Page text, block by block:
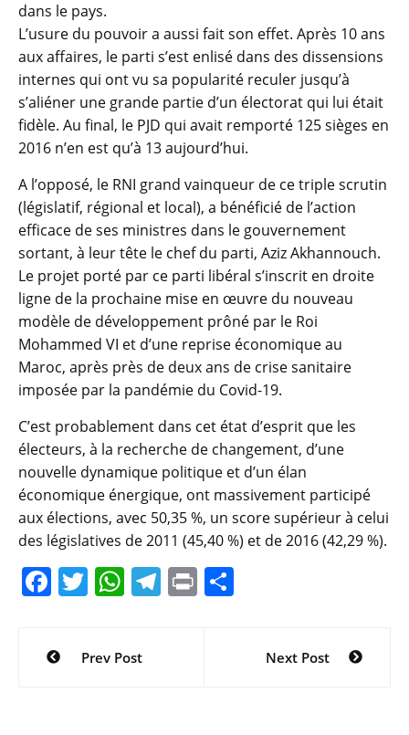
dans le pays.
L’usure du pouvoir a aussi fait son effet. Après 10 ans
aux affaires, le parti s’est enlisé dans des dissensions
internes qui ont vu sa popularité reculer jusqu’à
s’aliéner une grande partie d’un électorat qui lui était
fidèle. Au final, le PJD qui avait remporté 125 sièges en
2016 n’en est qu’à 13 aujourd’hui.
A l’opposé, le RNI grand vainqueur de ce triple scrutin
(législatif, régional et local), a bénéficié de l’action
efficace de ses ministres dans le gouvernement
sortant, à leur tête le chef du parti, Aziz Akhannouch.
Le projet porté par ce parti libéral s’inscrit en droite
ligne de la prochaine mise en œuvre du nouveau
modèle de développement prôné par le Roi
Mohammed VI et d’une reprise économique au
Maroc, après près de deux ans de crise sanitaire
imposée par la pandémie du Covid-19.
C’est probablement dans cet état d’esprit que les
électeurs, à la recherche de changement, d’une
nouvelle dynamique politique et d’un élan
économique énergique, ont massivement participé
aux élections, avec 50,35 %, un score supérieur à celui
des législatives de 2011 (45,40 %) et de 2016 (42,29 %).
F
c
e
T
er
W
s
T Pr
Navigation
Prev Post Next Post